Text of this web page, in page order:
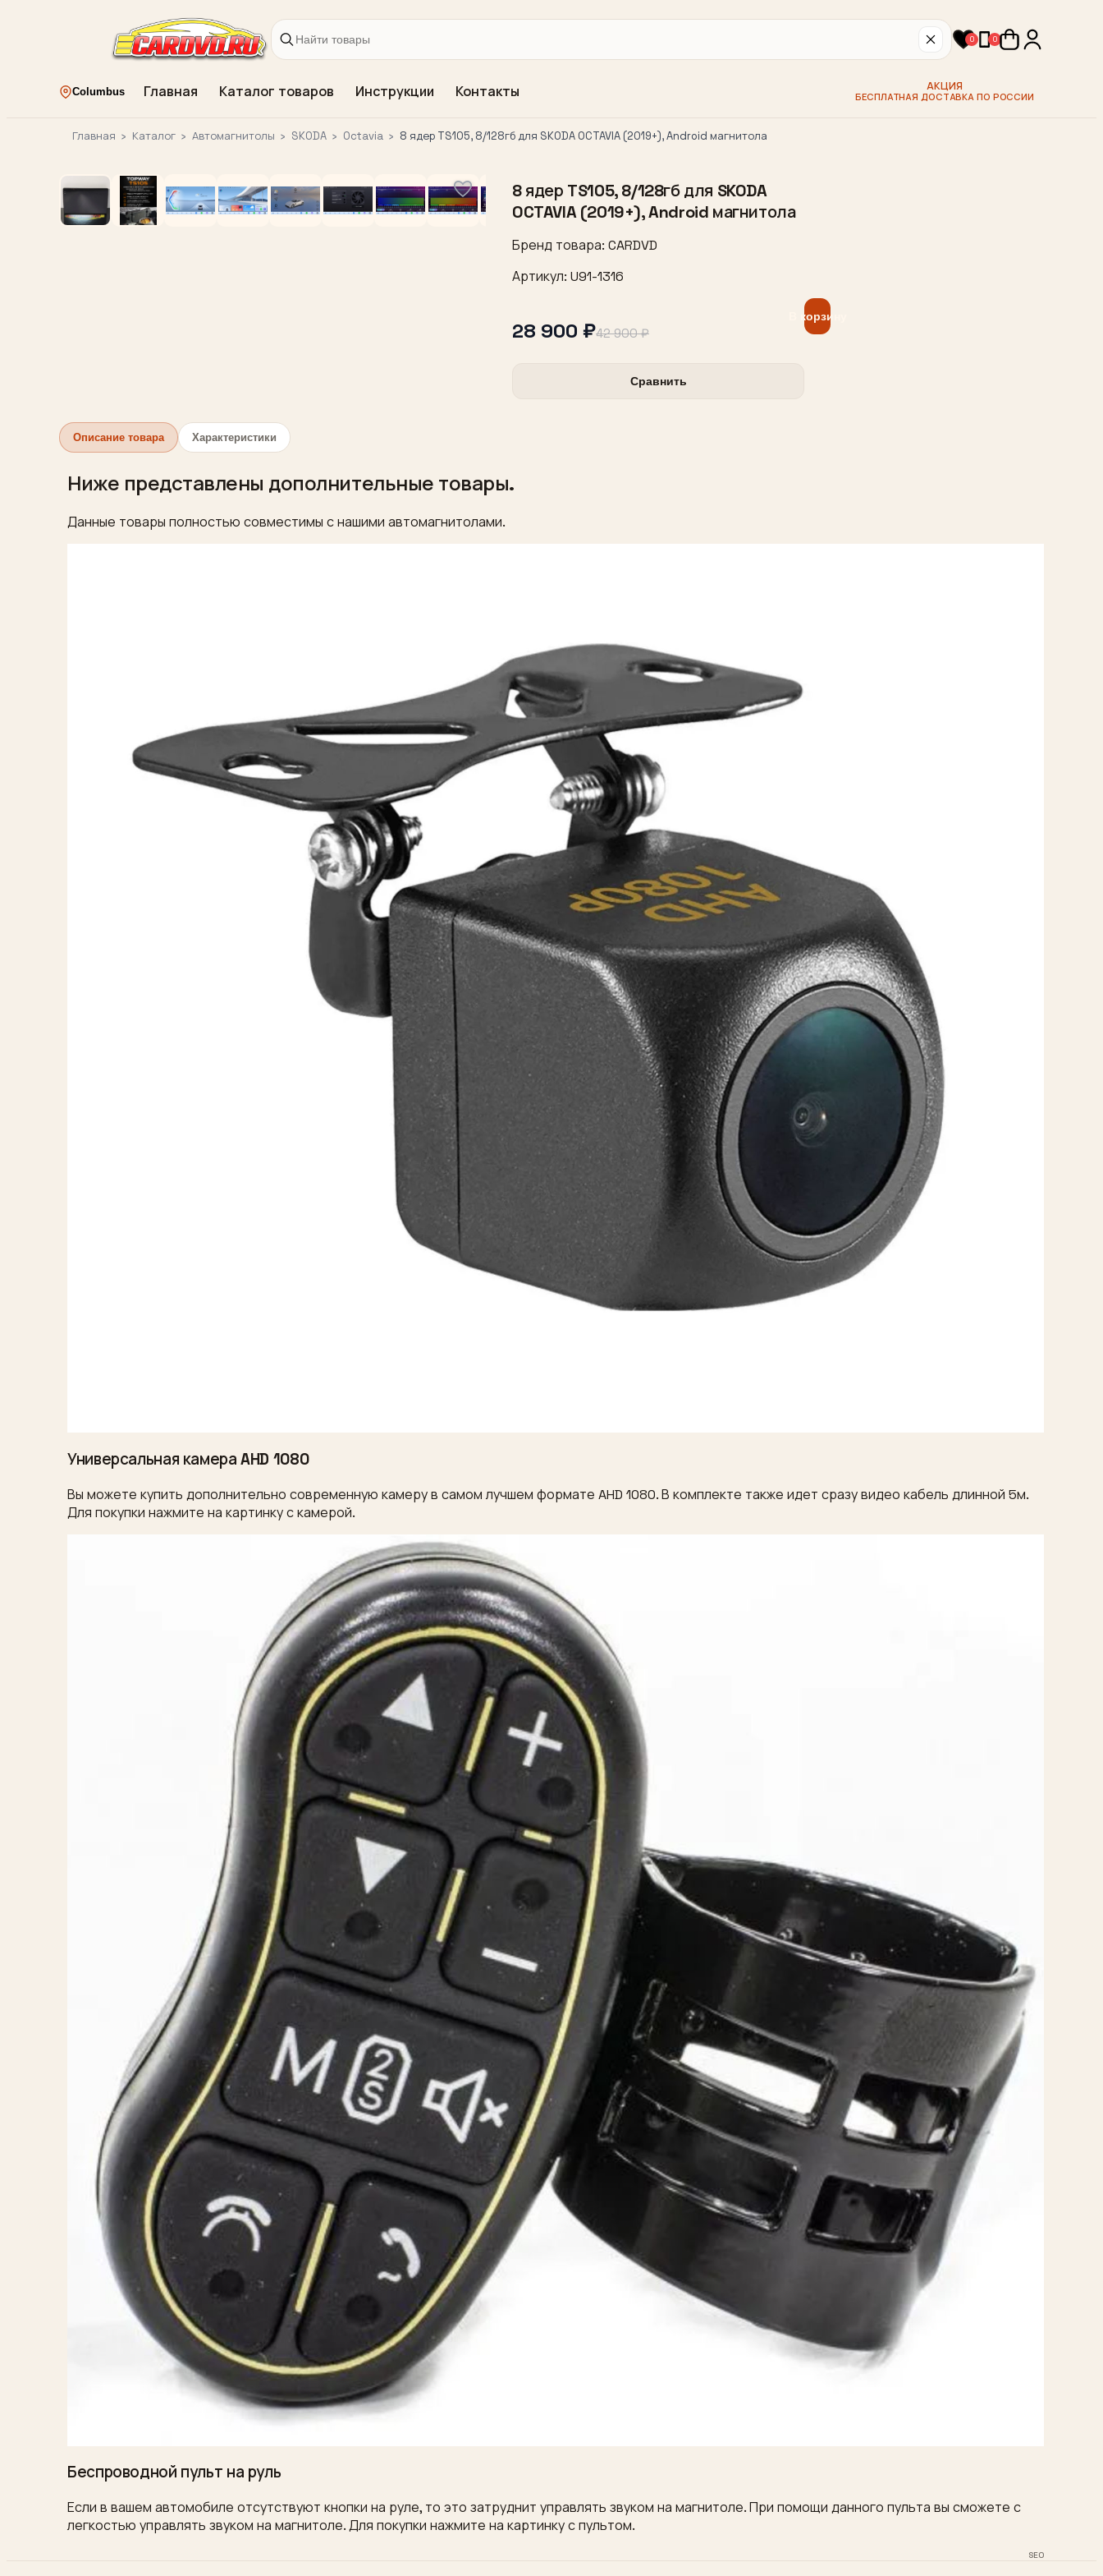
0 0
Columbus Главная Каталог товаров Инструкции Контакты АКЦИЯ
БЕСПЛАТНАЯ ДОСТАВКА ПО РОССИИ
Главная › Каталог › Автомагнитолы › SKODA › Octavia › 8 ядер TS105, 8/128гб для SKODA OCTAVIA (2019+), Android магнитола
8 ядер TS105, 8/128гб для SKODA
OCTAVIA (2019+), Android магнитола
Бренд товара: CARDVD
Артикул: U91-1316
28 900 ₽42 900 ₽
В корзину
Сравнить
Описание товара Характеристики
Ниже представлены дополнительные товары.
Данные товары полностью совместимы с нашими автомагнитолами.
Универсальная камера AHD 1080
Вы можете купить дополнительно современную камеру в самом лучшем формате AHD 1080. В комплекте также идет сразу видео кабель длинной 5м.
Для покупки нажмите на картинку с камерой.
Беспроводной пульт на руль
Если в вашем автомобиле отсутствуют кнопки на руле, то это затруднит управлять звуком на магнитоле. При помощи данного пульта вы сможете с
легкостью управлять звуком на магнитоле. Для покупки нажмите на картинку с пультом.
SEO